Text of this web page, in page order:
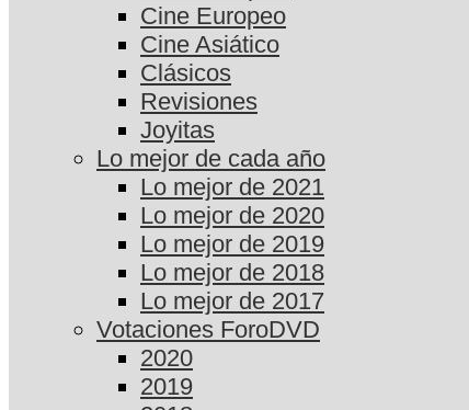
Cine Europeo
Cine Asiático
Clásicos
Revisiones
Joyitas
Lo mejor de cada año
Lo mejor de 2021
Lo mejor de 2020
Lo mejor de 2019
Lo mejor de 2018
Lo mejor de 2017
Votaciones ForoDVD
2020
2019